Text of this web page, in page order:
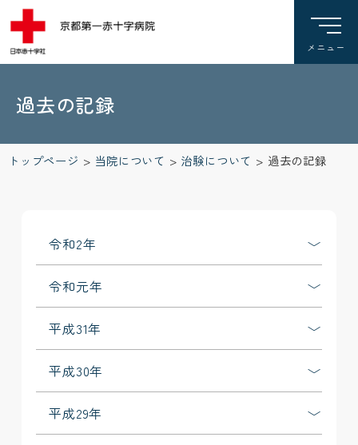
過去の記録
トップページ > 当院について > 治験について > 過去の記録
令和2年
令和元年
平成31年
平成30年
平成29年